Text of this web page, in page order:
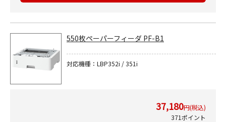
550枚ペーパーフィーダ PF-B1
対応機種：LBP352i / 351i
37,180円(税込)
371ポイント